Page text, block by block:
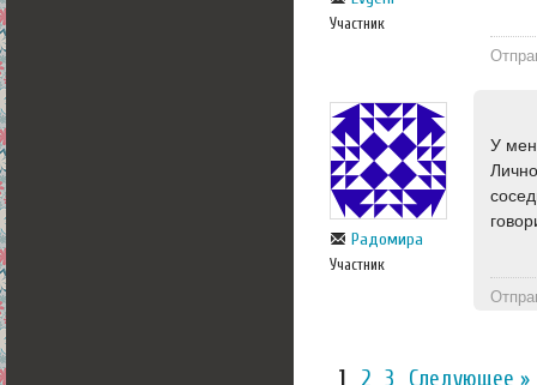
Участник
Радомира
Участник
У
1 2 3 Следующее »